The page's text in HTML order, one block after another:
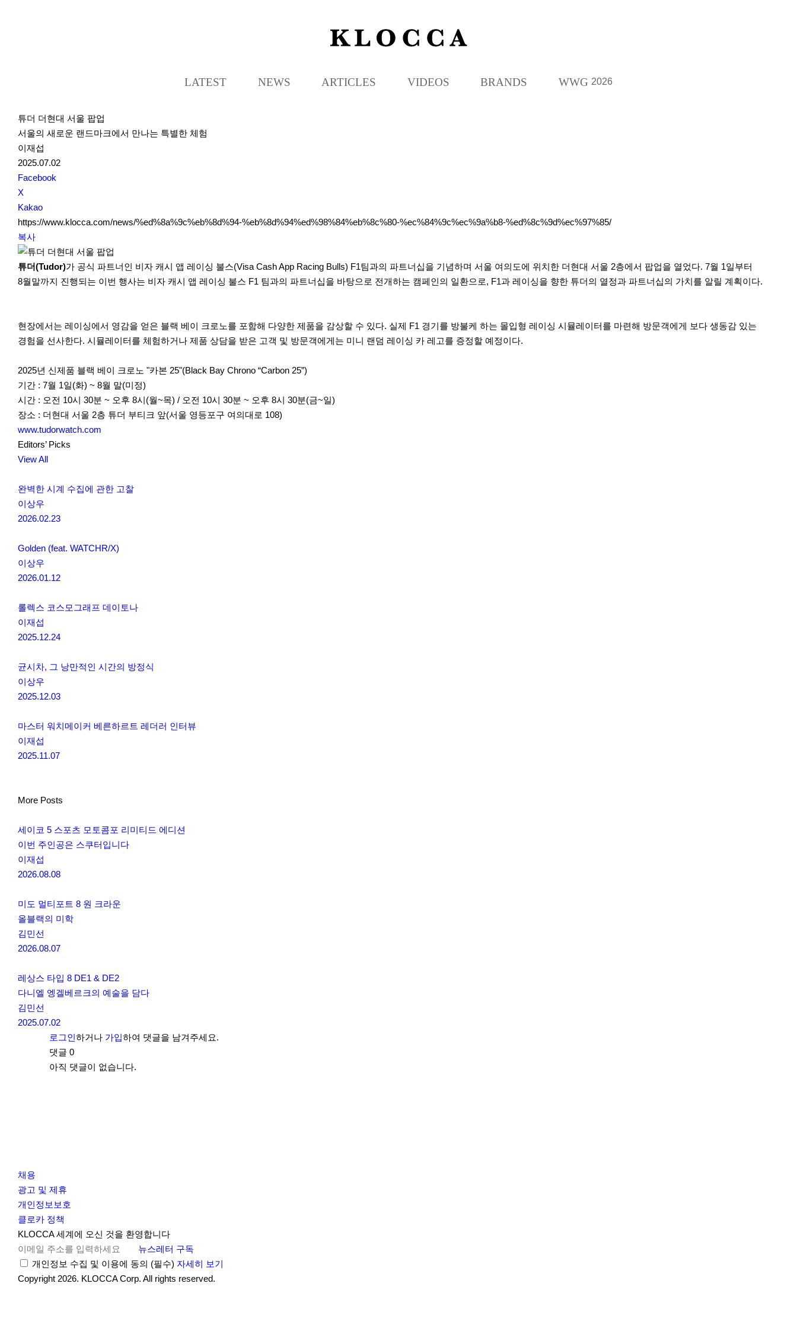
K
L
C
LATEST NEWS ARTICLES VIDEOS BRANDS WWG 2026
튜더 더현대 서울 팝업
서울의 새로운 랜드마크에서 만나는 특별한 체험
이재섭
2025.07.02
S
N
S
S
h
a
r
e
Facebook
X
Kakao
https://www.klocca.com/news/%ed%8a%9c%eb%8d%94-%eb%8d%94%ed%98%84%eb%8c%80-%ec%84%9c%ec%9a%b8-%ed%8c%9d%ec%97%85/
복사
튜더(Tudor)가 공식 파트너인 비자 캐시 앱 레이싱 불스(Visa Cash App Racing Bulls) F1팀과의 파트너십을 기념하며 서울 여의도에 위치한 더현대 서울 2층에서 팝업을 열었다. 7월 1일부터
8월말까지 진행되는 이번 행사는 비자 캐시 앱 레이싱 불스 F1 팀과의 파트너십을 바탕으로 전개하는 캠페인의 일환으로, F1과 레이싱을 향한 튜더의 열정과 파트너십의 가치를 알릴 계획이다.
현장에서는 레이싱에서 영감을 얻은 블랙 베이 크로노를 포함해 다양한 제품을 감상할 수 있다. 실제 F1 경기를 방불케 하는 몰입형 레이싱 시뮬레이터를 마련해 방문객에게 보다 생동감 있는
경험을 선사한다. 시뮬레이터를 체험하거나 제품 상담을 받은 고객 및 방문객에게는 미니 랜덤 레이싱 카 레고를 증정할 예정이다.
2025년 신제품 블랙 베이 크로노 "카본 25"(Black Bay Chrono “Carbon 25”)
기간 : 7월 1일(화) ~ 8월 말(미정)
시간 : 오전 10시 30분 ~ 오후 8시(월~목) / 오전 10시 30분 ~ 오후 8시 30분(금~일)
장소 : 더현대 서울 2층 튜더 부티크 앞(서울 영등포구 여의대로 108)
www.tudorwatch.com
Editors’ Picks
View All
완벽한 시계 수집에 관한 고찰
이상우
2026.02.23
Golden (feat. WATCHR/X)
이상우
2026.01.12
롤렉스 코스모그래프 데이토나
이재섭
2025.12.24
균시차, 그 낭만적인 시간의 방정식
이상우
2025.12.03
마스터 워치메이커 베른하르트 레더러 인터뷰
이재섭
2025.11.07
More Posts
세이코 5 스포츠 모토콤포 리미티드 에디션
이번 주인공은 스쿠터입니다
이재섭
2026.08.08
미도 멀티포트 8 원 크라운
올블랙의 미학
김민선
2026.08.07
레상스 타입 8 DE1 & DE2
다니엘 엥겔베르크의 예술을 담다
김민선
2025.07.02
로그인하거나 가입하여 댓글을 남겨주세요.
댓글 0
아직 댓글이 없습니다.
채용
광고 및 제휴
개인정보보호
클로카 정책
I
n
s
t
Y
o
u
t
K
L
O
C
KLOCCA 세계에 오신 것을 환영합니다
뉴스레터 구독
개인정보 수집 및 이용에 동의 (필수) 자세히 보기
Copyright 2026. KLOCCA Corp. All rights reserved.